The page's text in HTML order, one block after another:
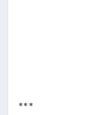
***